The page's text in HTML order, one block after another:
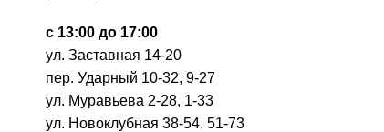
с 13:00 до 17:00
ул. Заставная 14-20
пер. Ударный 10-32, 9-27
ул. Муравьева 2-28, 1-33
ул. Новоклубная 38-54, 51-73